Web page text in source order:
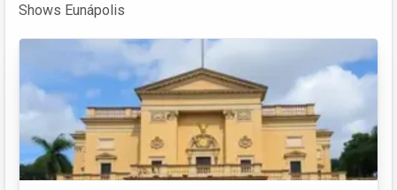
Shows Eunápolis